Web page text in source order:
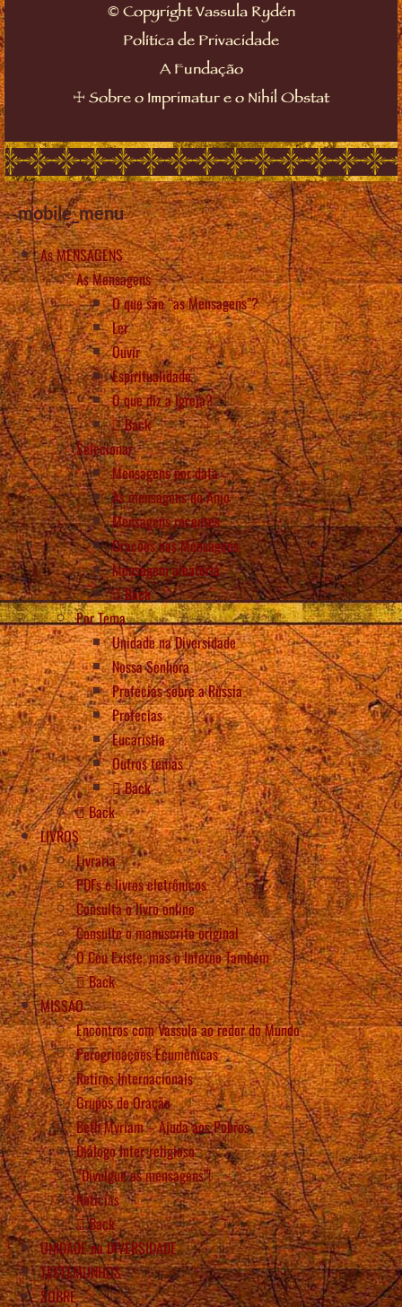
©Copyright Vassula Rydén
Política de Privacidade
A Fundação
☩ Sobre o Imprimatur e o Nihil Obstat
mobile_menu
As MENSAGENS
As Mensagens
O que são “as Mensagens”?
Ler
Ouvir
Espiritualidade
O que diz a Igreja?
Back
Selecionar
Mensagens por data
As mensagens do Anjo
Mensagens recentes
Orações nas Mensagens
Mensagem aleatória
Back
Por Tema
Unidade na Diversidade
Nossa Senhora
Profecias sobre a Rússia
Profecias
Eucaristia
Outros temas
Back
Back
LIVROS
Livraria
PDFs e livros eletrônicos
Consulta o livro online
Consulte o manuscrito original
O Céu Existe, mas o Inferno Também
Back
MISSÃO
Encontros com Vassula ao redor do Mundo
Peregrinações Ecumênicas
Retiros Internacionais
Grupos de Oração
Beth Myriam – Ajuda aos Pobres
Diálogo Inter-religioso
“Divulgue as mensagens”!
Notícias
Back
UNIDADE na DIVERSIDADE
TESTEMUNHOS
SOBRE